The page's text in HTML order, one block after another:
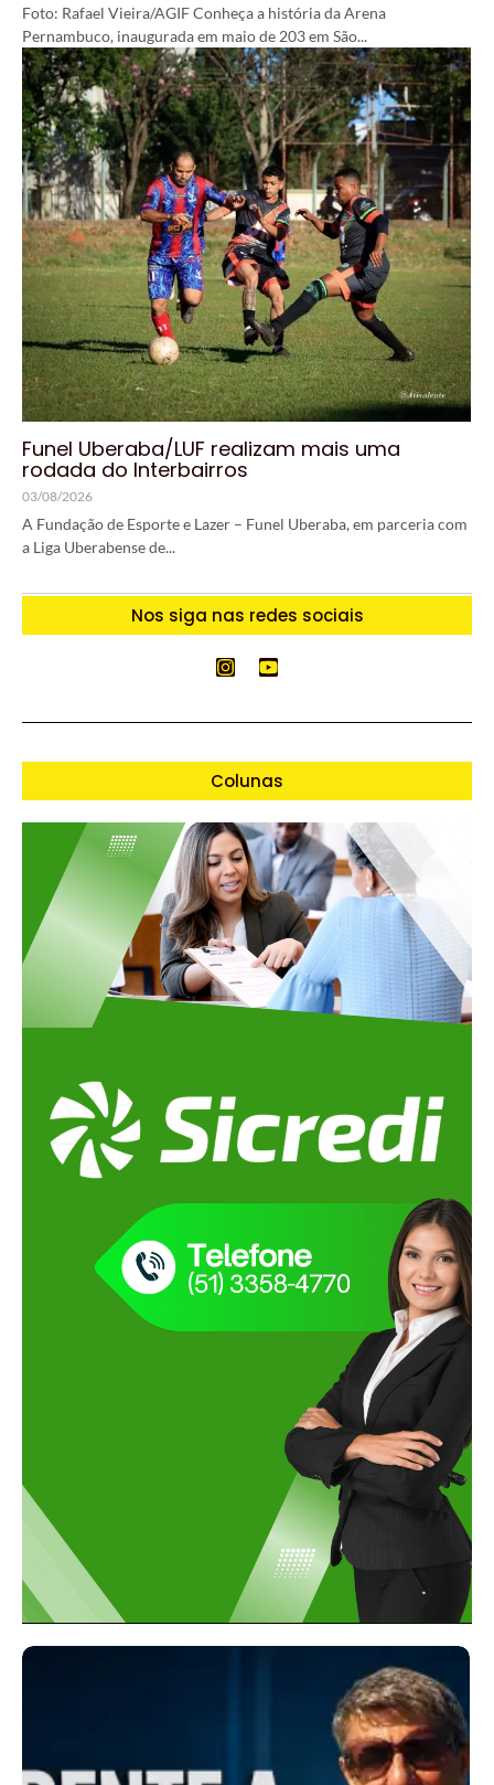
Foto: Rafael Vieira/AGIF Conheça a história da Arena
Pernambuco, inaugurada em maio de 203 em São...
Funel Uberaba/LUF realizam mais uma
rodada do Interbairros
03/08/2026
A Fundação de Esporte e Lazer – Funel Uberaba, em parceria com
a Liga Uberabense de...
Nos siga nas redes sociais
Colunas